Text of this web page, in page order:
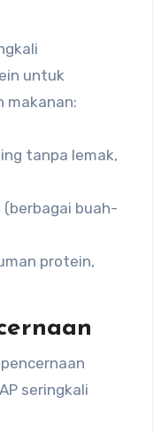
untuk
makanan:
tanpa lemak,
buah-
protein,
seringkali